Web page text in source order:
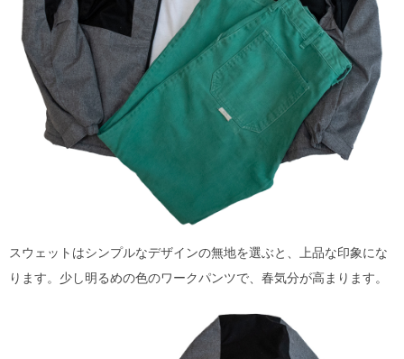
スウェットはシンプルなデザインの無地を選ぶと、上品な印象にな
ります。少し明るめの色のワークパンツで、春気分が高まります。